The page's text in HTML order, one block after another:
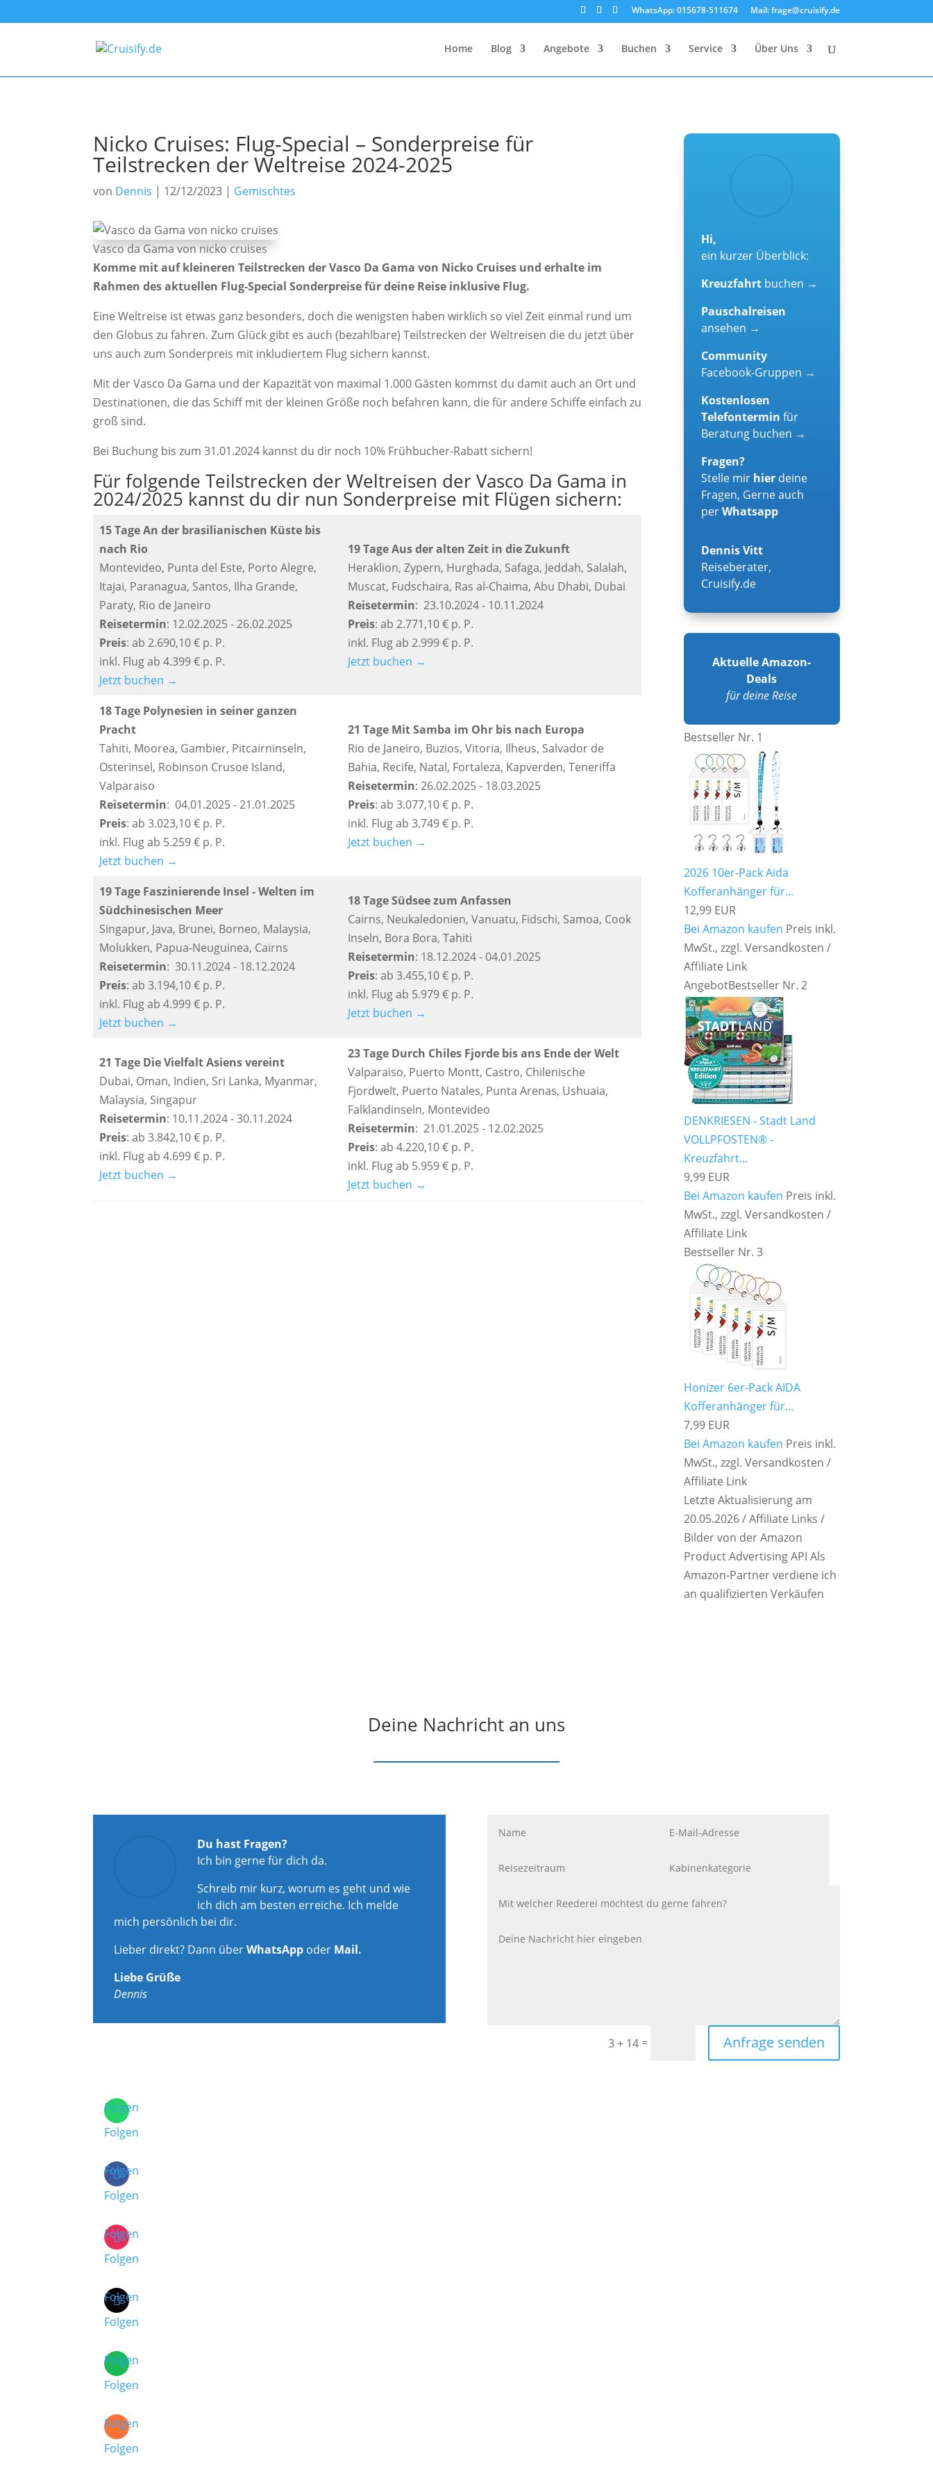
WhatsApp: 015678-511674 Mail: frage@cruisify.de
Home Blog Angebote Buchen Service Über Uns
Nicko Cruises: Flug-Special – Sonderpreise für
Teilstrecken der Weltreise 2024-2025
von Dennis | 12/12/2023 | Gemischtes
Vasco da Gama von nicko cruises
Komme mit auf kleineren Teilstrecken der Vasco Da Gama von Nicko Cruises und erhalte im
Rahmen des aktuellen Flug-Special Sonderpreise für deine Reise inklusive Flug.
Eine Weltreise ist etwas ganz besonders, doch die wenigsten haben wirklich so viel Zeit einmal rund um
den Globus zu fahren. Zum Glück gibt es auch (bezahlbare) Teilstrecken der Weltreisen die du jetzt über
uns auch zum Sonderpreis mit inkludiertem Flug sichern kannst.
Mit der Vasco Da Gama und der Kapazität von maximal 1.000 Gästen kommst du damit auch an Ort und
Destinationen, die das Schiff mit der kleinen Größe noch befahren kann, die für andere Schiffe einfach zu
groß sind.
Bei Buchung bis zum 31.01.2024 kannst du dir noch 10% Frühbucher-Rabatt sichern!
Für folgende Teilstrecken der Weltreisen der Vasco Da Gama in
2024/2025 kannst du dir nun Sonderpreise mit Flügen sichern:
15 Tage An der brasilianischen Küste bis
nach Rio
Montevideo, Punta del Este, Porto Alegre,
Itajai, Paranagua, Santos, Ilha Grande,
Paraty, Rio de Janeiro
Reisetermin: 12.02.2025 - 26.02.2025
Preis: ab 2.690,10 € p. P.
inkl. Flug ab 4.399 € p. P.
Jetzt buchen →
19 Tage Aus der alten Zeit in die Zukunft
Heraklion, Zypern, Hurghada, Safaga, Jeddah, Salalah,
Muscat, Fudschaira, Ras al-Chaima, Abu Dhabi, Dubai
Reisetermin: 23.10.2024 - 10.11.2024
Preis: ab 2.771,10 € p. P.
inkl. Flug ab 2.999 € p. P.
Jetzt buchen →
18 Tage Polynesien in seiner ganzen
Pracht
Tahiti, Moorea, Gambier, Pitcairninseln,
Osterinsel, Robinson Crusoe Island,
Valparaiso
Reisetermin: 04.01.2025 - 21.01.2025
Preis: ab 3.023,10 € p. P.
inkl. Flug ab 5.259 € p. P.
Jetzt buchen →
21 Tage Mit Samba im Ohr bis nach Europa
Rio de Janeiro, Buzios, Vitoria, Ilheus, Salvador de
Bahia, Recife, Natal, Fortaleza, Kapverden, Teneriffa
Reisetermin: 26.02.2025 - 18.03.2025
Preis: ab 3.077,10 € p. P.
inkl. Flug ab 3.749 € p. P.
Jetzt buchen →
19 Tage Faszinierende Insel - Welten im
Südchinesischen Meer
Singapur, Java, Brunei, Borneo, Malaysia,
Molukken, Papua-Neuguinea, Cairns
Reisetermin: 30.11.2024 - 18.12.2024
Preis: ab 3.194,10 € p. P.
inkl. Flug ab 4.999 € p. P.
Jetzt buchen →
18 Tage Südsee zum Anfassen
Cairns, Neukaledonien, Vanuatu, Fidschi, Samoa, Cook
Inseln, Bora Bora, Tahiti
Reisetermin: 18.12.2024 - 04.01.2025
Preis: ab 3.455,10 € p. P.
inkl. Flug ab 5.979 € p. P.
Jetzt buchen →
21 Tage Die Vielfalt Asiens vereint
Dubai, Oman, Indien, Sri Lanka, Myanmar,
Malaysia, Singapur
Reisetermin: 10.11.2024 - 30.11.2024
Preis: ab 3.842,10 € p. P.
inkl. Flug ab 4.699 € p. P.
Jetzt buchen →
23 Tage Durch Chiles Fjorde bis ans Ende der Welt
Valparaiso, Puerto Montt, Castro, Chilenische
Fjordwelt, Puerto Natales, Punta Arenas, Ushuaia,
Falklandinseln, Montevideo
Reisetermin: 21.01.2025 - 12.02.2025
Preis: ab 4.220,10 € p. P.
inkl. Flug ab 5.959 € p. P.
Jetzt buchen →
Hi,
ein kurzer Überblick:
Kreuzfahrt buchen →
Pauschalreisen
ansehen →
Community
Facebook-Gruppen →
Kostenlosen
Telefonterminfür
Beratung buchen →
Fragen?
Stelle mir hier deine
Fragen, Gerne auch
perWhatsapp
Dennis Vitt
Reiseberater,
Cruisify.de
Aktuelle Amazon-
Deals
für deine Reise
Bestseller Nr. 1
2026 10er-Pack Aida
Kofferanhänger für...
12,99 EUR
Bei Amazon kaufen Preis inkl.
MwSt., zzgl. Versandkosten /
Affiliate Link
AngebotBestseller Nr. 2
DENKRIESEN - Stadt Land
VOLLPFOSTEN® -
Kreuzfahrt...
9,99 EUR
Bei Amazon kaufen Preis inkl.
MwSt., zzgl. Versandkosten /
Affiliate Link
Bestseller Nr. 3
Honizer 6er-Pack AIDA
Kofferanhänger für...
7,99 EUR
Bei Amazon kaufen Preis inkl.
MwSt., zzgl. Versandkosten /
Affiliate Link
Letzte Aktualisierung am
20.05.2026 / Affiliate Links /
Bilder von der Amazon
Product Advertising API Als
Amazon-Partner verdiene ich
an qualifizierten Verkäufen
Deine Nachricht an uns
Du hast Fragen?
Ich bin gerne für dich da.
Schreib mir kurz, worum es geht und wie
ich dich am besten erreiche. Ich melde
mich persönlich bei dir.
Lieber direkt? Dann überWhatsApp oder Mail.
Liebe Grüße
Dennis
3 + 14= Anfrage senden
Folgen
Folgen
Folgen
Folgen
Folgen
Folgen
Folgen
Folgen
Folgen
Folgen
Folgen
Folgen